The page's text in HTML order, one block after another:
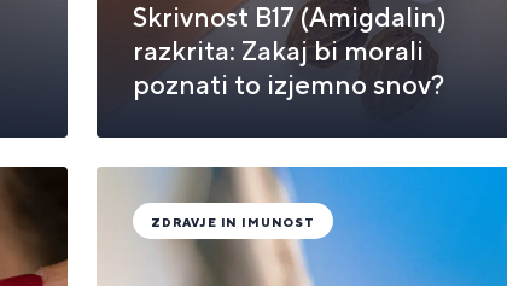
Skrivnost B17 (Amigdalin)
razkrita: Zakaj bi morali
poznati to izjemno snov?
ZDRAVJE IN IMUNOST